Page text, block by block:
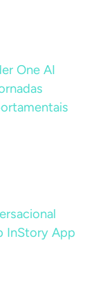
One AI
InStory App